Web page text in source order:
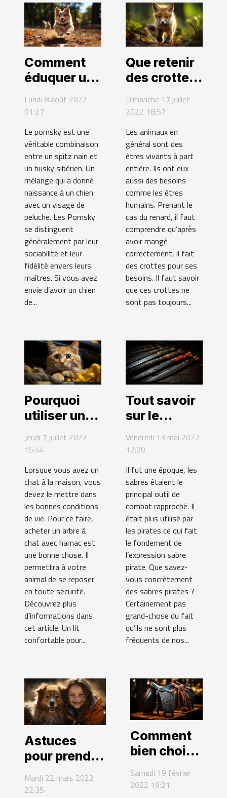
Comment
éduquer un
chien
Pomsky ?
Lundi 8 août 2022
01:27
Le pomsky est une
véritable combinaison
entre un spitz nain et
un husky sibérien. Un
mélange qui a donné
naissance à un chien
avec un visage de
peluche. Les Pomsky
se distinguent
généralement par leur
sociabilité et leur
fidélité envers leurs
maîtres. Si vous avez
envie d’avoir un chien
de...
Que retenir
des crottes
de renard?
Dimanche 17 juillet
2022 18:57
Les animaux en
général sont des
êtres vivants à part
entière. Ils ont eux
aussi des besoins
comme les êtres
humains. Prenant le
cas du renard, il faut
comprendre qu’après
avoir mangé
correctement, il fait
des crottes pour ses
besoins. Il faut savoir
que ces crottes ne
sont pas toujours...
Pourquoi
utiliser un
chat ?
Jeudi 7 juillet 2022
15:44
Lorsque vous avez un
chat à la maison, vous
devez le mettre dans
les bonnes conditions
de vie. Pour ce faire,
acheter un arbre à
chat avec hamac est
une bonne chose. Il
permettra à votre
animal de se reposer
en toute sécurité.
Découvrez plus
d’informations dans
cet article. Un lit
confortable pour...
Tout savoir
sur le
pirate
Vendredi 13 mai 2022
12:20
Il fut une époque, les
sabres étaient le
principal outil de
combat rapproché. Il
était plus utilisé par
les pirates ce qui fait
le fondement de
l’expression sabre
pirate. Que savez-
vous concrètement
des sabres pirates ?
Certainement pas
grand-chose du fait
qu’ils ne sont plus
fréquents de nos...
Astuces
pour prendre
animaux
Mardi 22 mars 2022
22:35
Comment
bien choisir
pour cheval
Samedi 19 février
2022 19:21